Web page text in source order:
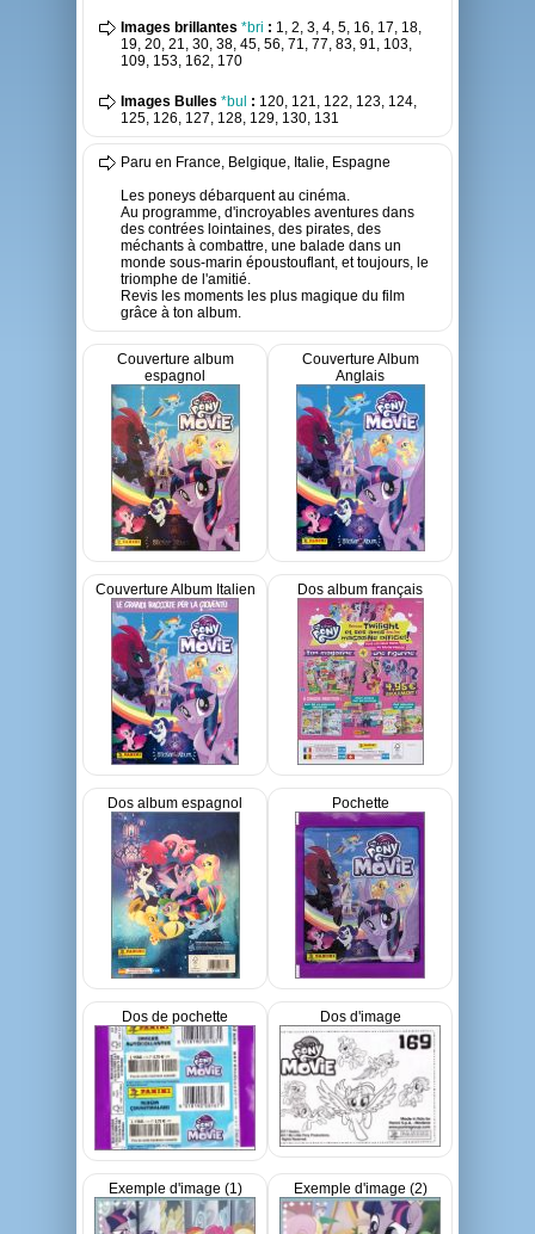
Images brillantes *bri : 1, 2, 3, 4, 5, 16, 17, 18,
19, 20, 21, 30, 38, 45, 56, 71, 77, 83, 91, 103,
109, 153, 162, 170
Images Bulles *bul : 120, 121, 122, 123, 124,
125, 126, 127, 128, 129, 130, 131
Paru en France, Belgique, Italie, Espagne
Les poneys débarquent au cinéma.
Au programme, d'incroyables aventures dans
des contrées lointaines, des pirates, des
méchants à combattre, une balade dans un
monde sous-marin époustouflant, et toujours, le
triomphe de l'amitié.
Revis les moments les plus magique du film
grâce à ton album.
Couverture album
espagnol
Couverture Album
Anglais
Couverture Album Italien Dos album français
Dos album espagnol Pochette
Dos de pochette Dos d'image
Exemple d'image (1) Exemple d'image (2)